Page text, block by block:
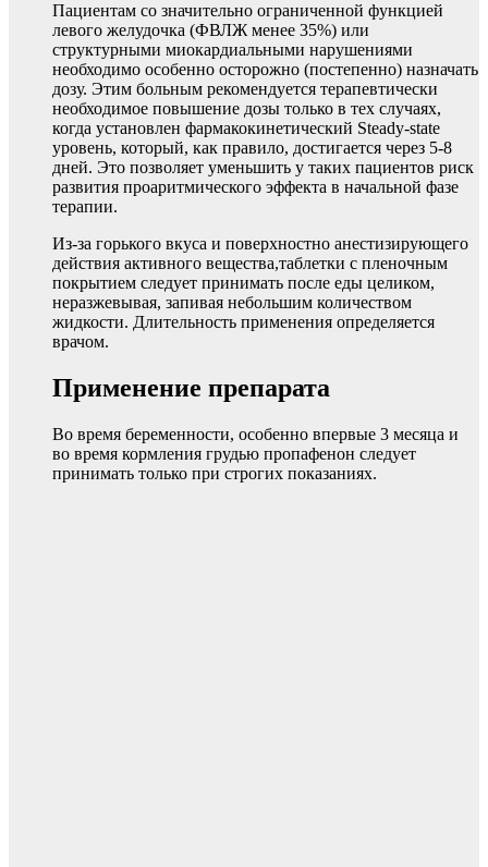
Пациентам со значительно ограниченной функцией
левого желудочка (ФВЛЖ менее 35%) или
структурными миокардиальными нарушениями
необходимо особенно осторожно (постепенно) назначать
дозу. Этим больным рекомендуется терапевтически
необходимое повышение дозы только в тех случаях,
когда установлен фармакокинетический Steady-state
уровень, который, как правило, достигается через 5-8
дней. Это позволяет уменьшить у таких пациентов риск
развития проаритмического эффекта в начальной фазе
терапии.
Из-за горького вкуса и поверхностно анестизирующего
действия активного вещества,таблетки с пленочным
покрытием следует принимать после еды целиком,
неразжевывая, запивая небольшим количеством
жидкости. Длительность применения определяется
врачом.
Применение препарата
Во время беременности, особенно впервые 3 месяца и
во время кормления грудью пропафенон следует
принимать только при строгих показаниях.